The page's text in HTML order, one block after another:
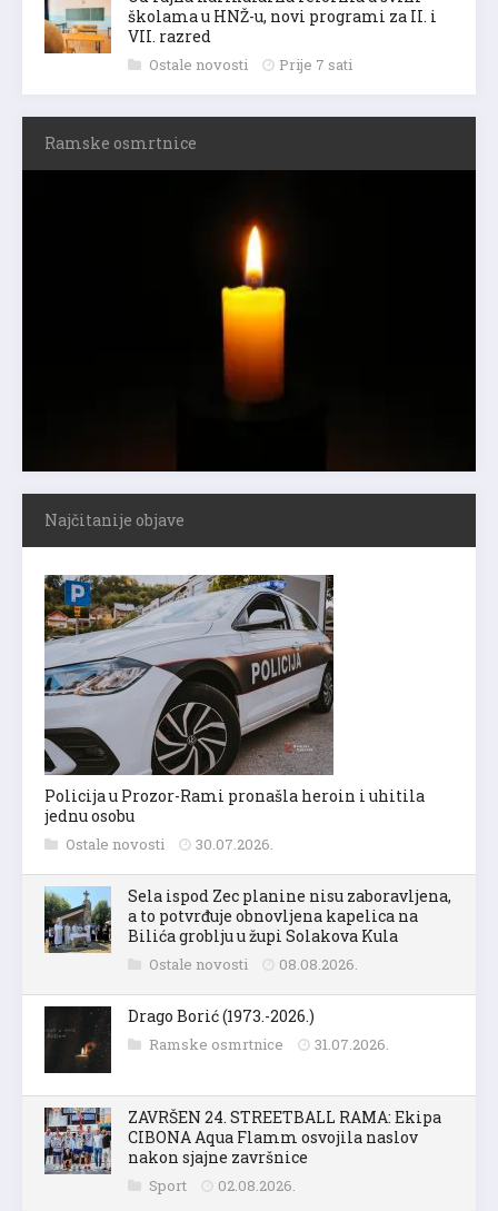
školama u HNŽ-u, novi programi za II. i
VII. razred
Ostale novosti Prije 7 sati
Ramske osmrtnice
Najčitanije objave
Policija u Prozor-Rami pronašla heroin i uhitila
jednu osobu
Ostale novosti 30.07.2026.
Sela ispod Zec planine nisu zaboravljena,
a to potvrđuje obnovljena kapelica na
Bilića groblju u župi Solakova Kula
Ostale novosti 08.08.2026.
Drago Borić (1973.-2026.)
Ramske osmrtnice 31.07.2026.
ZAVRŠEN 24. STREETBALL RAMA: Ekipa
CIBONA Aqua Flamm osvojila naslov
nakon sjajne završnice
Sport 02.08.2026.